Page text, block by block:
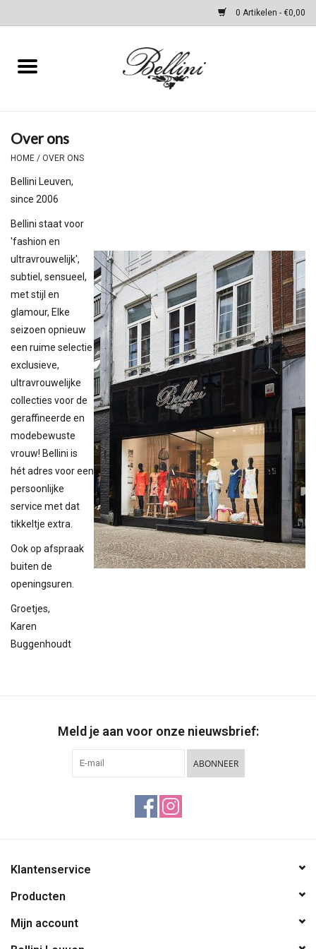
0 Artikelen - €0,00
Home
Schoenen & Accessoires
Tassen
cadeaubon
WINTER SALES
Merken
Over ons
HOME / OVER ONS
Bellini Leuven,
since 2006
Bellini staat voor
'fashion en
ultravrouwelijk',
subtiel, sensueel,
met stijl en
glamour, Elke
seizoen opnieuw
een ruime selectie
exclusieve,
ultravrouwelijke
collecties voor de
geraffineerde en
modebewuste
vrouw! Bellini is
hét adres voor een
persoonlijke
service met dat
tikkeltje extra.
Ook op afspraak
buiten de
openingsuren.
Groetjes,
Karen
Buggenhoudt
Meld je aan voor onze nieuwsbrief:
ABONNEER
Klantenservice
Producten
Mijn account